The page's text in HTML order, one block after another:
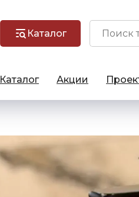
Каталог
Каталог Акции